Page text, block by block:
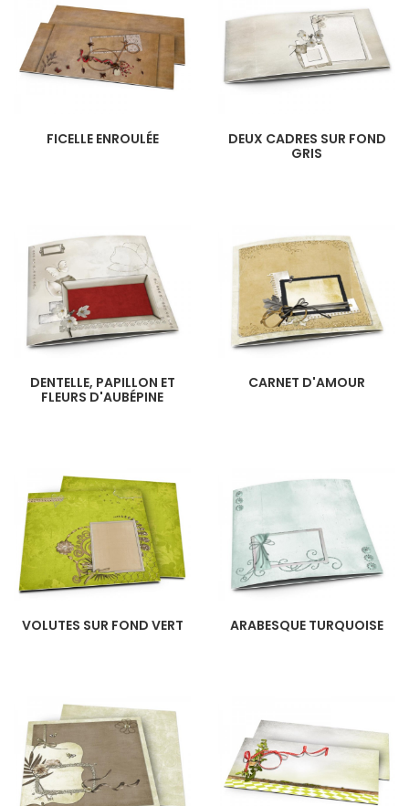
FICELLE ENROULÉE
DEUX CADRES SUR FOND
GRIS
DENTELLE, PAPILLON ET
FLEURS D'AUBÉPINE
CARNET D'AMOUR
VOLUTES SUR FOND VERT ARABESQUE TURQUOISE